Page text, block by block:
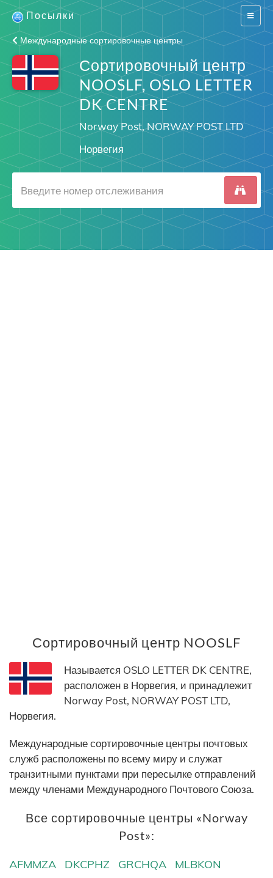
Switch
Посылки
Международные сортировочные центры
Сортировочный центр
NOOSLF, OSLO LETTER
DK CENTRE
Norway Post, NORWAY POST LTD
Норвегия
Сортировочный центр NOOSLF
Называется OSLO LETTER DK CENTRE,
расположен в Норвегия, и принадлежит
Norway Post, NORWAY POST LTD,
Норвегия.
Международные сортировочные центры почтовых
служб расположены по всему миру и служат
транзитными пунктами при пересылке отправлений
между членами Международного Почтового Союза.
Все сортировочные центры «Norway
Post»:
AFMMZA DKCPHZ GRCHQA
MLBKON